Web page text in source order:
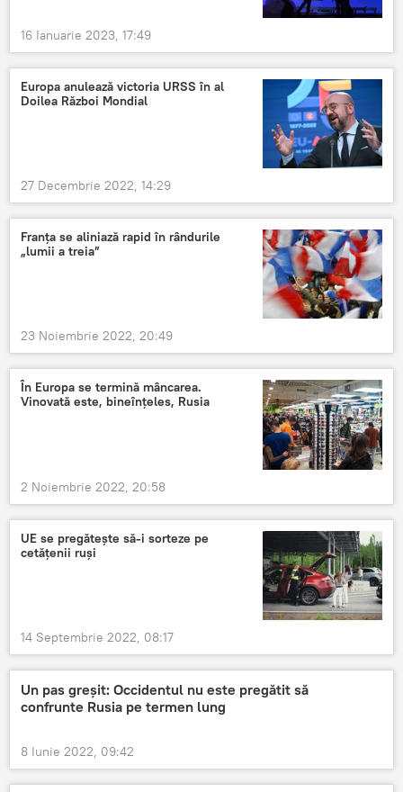
16 Ianuarie 2023, 17:49
Europa anulează victoria URSS în al
Doilea Război Mondial
27 Decembrie 2022, 14:29
Franța se aliniază rapid în rândurile
„lumii a treia”
23 Noiembrie 2022, 20:49
În Europa se termină mâncarea.
Vinovată este, bineînțeles, Rusia
2 Noiembrie 2022, 20:58
UE se pregătește să-i sorteze pe
cetățenii ruși
14 Septembrie 2022, 08:17
Un pas greșit: Occidentul nu este pregătit să
confrunte Rusia pe termen lung
8 Iunie 2022, 09:42